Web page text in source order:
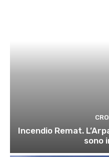
Incendio Remat.
sono